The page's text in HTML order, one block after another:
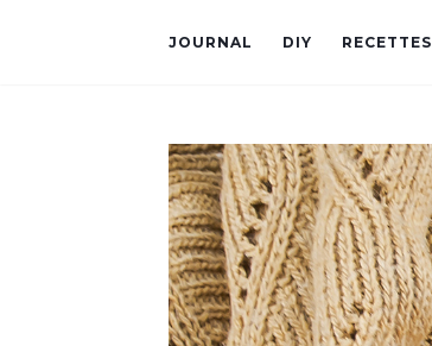
JOURNAL DIY RECETTES